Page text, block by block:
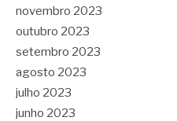
novembro 2023
outubro 2023
setembro 2023
agosto 2023
julho 2023
junho 2023